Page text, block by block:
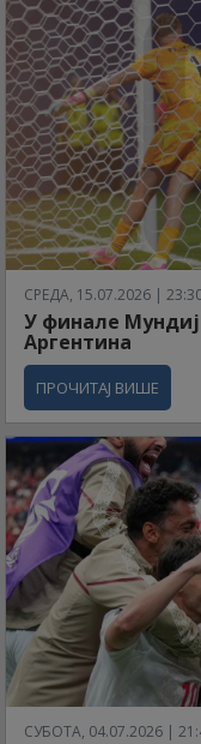
СРЕДА, 15.07.2026 |
У финале
Аргентина
ПРОЧИТАЈ ВИШЕ
СУБОТА, 04.07.2026 |